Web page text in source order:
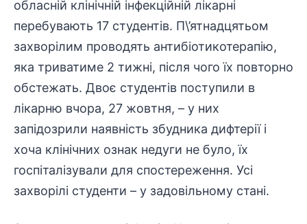
обласній клінічній інфекційній лікарні
перебувають 17 студентів. П\’ятнадцятьом
захворілим проводять антибіотикотерапію,
яка триватиме 2 тижні, після чого їх повторно
обстежать. Двоє студентів поступили в
лікарню вчора, 27 жовтня, – у них
запідозрили наявність збудника дифтерії і
хоча клінічних ознак недуги не було, їх
госпіталізували для спостереження. Усі
захворілі студенти – у задовільному стані.